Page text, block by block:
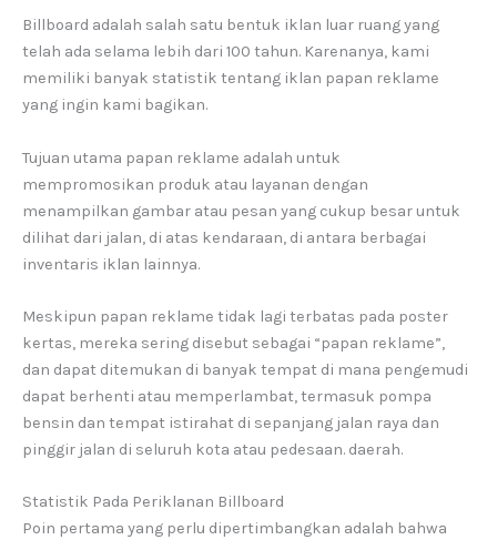
Billboard adalah salah satu bentuk iklan luar ruang yang
telah ada selama lebih dari 100 tahun. Karenanya, kami
memiliki banyak statistik tentang iklan papan reklame
yang ingin kami bagikan.
Tujuan utama papan reklame adalah untuk
mempromosikan produk atau layanan dengan
menampilkan gambar atau pesan yang cukup besar untuk
dilihat dari jalan, di atas kendaraan, di antara berbagai
inventaris iklan lainnya.
Meskipun papan reklame tidak lagi terbatas pada poster
kertas, mereka sering disebut sebagai “papan reklame”,
dan dapat ditemukan di banyak tempat di mana pengemudi
dapat berhenti atau memperlambat, termasuk pompa
bensin dan tempat istirahat di sepanjang jalan raya dan
pinggir jalan di seluruh kota atau pedesaan. daerah.
Statistik Pada Periklanan Billboard
Poin pertama yang perlu dipertimbangkan adalah bahwa